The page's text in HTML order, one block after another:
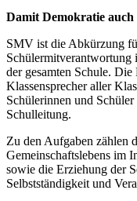
Damit Demokratie
SMV ist die Abkürzung
Schülermitverantwortung
der gesamten Schule.
Klassensprecher aller
Schülerinnen und
Schulleitung.
Zu den Aufgaben zählen
Gemeinschaftslebens im
sowie die Erziehung der
Selbstständigkeit und